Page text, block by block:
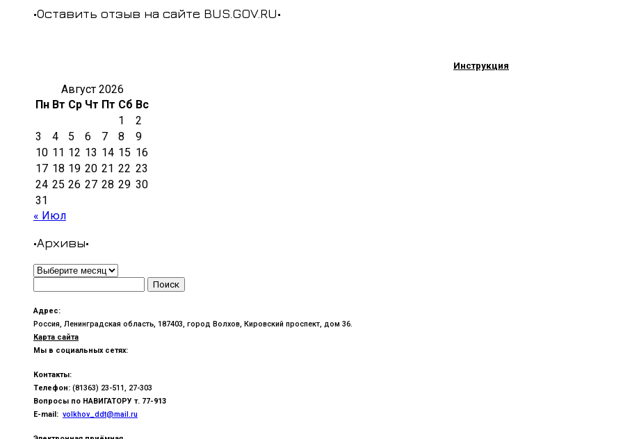
•Оставить отзыв на сайте BUS.GOV.RU•
Инструкция
Август 2026
Пн Вт Ср Чт Пт Сб Вс
1
2
3
4 5 6 7 8
9
10 11 12 13 14 15 16
17 18 19 20 21 22 23
24 25 26 27 28 29 30
31
« Июл
•Архивы•
•Архивы•
Адрес:
Россия, Ленинградская область, 187403, город Волхов, Кировский проспект, дом 36.
Карта сайта
Мы в социальных сетях:
Контакты:
Телефон: (81363) 23-511, 27-303
Вопросы по НАВИГАТОРУ т. 77-913
E-mail: volkhov_ddt@mail.ru